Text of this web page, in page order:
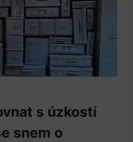
s úzkostí
​snem o